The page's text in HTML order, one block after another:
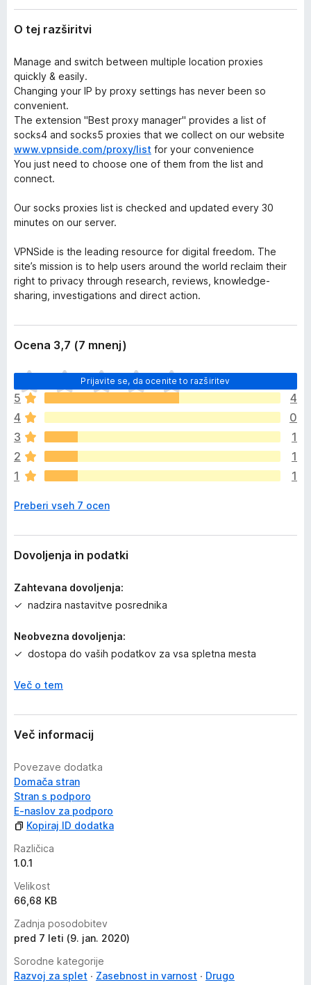
k
r
f
x
i
i
t
v
i
O tej razširitvi
Manage and switch between multiple location proxies
quickly & easily.
Changing your IP by proxy settings has never been so
convenient.
The extension "Best proxy manager" provides a list of
socks4 and socks5 proxies that we collect on our website
www.vpnside.com/proxy/list for your convenience
You just need to choose one of them from the list and
connect.
Our socks proxies list is checked and updated every 30
minutes on our server.
VPNSide is the leading resource for digital freedom. The
site’s mission is to help users around the world reclaim their
right to privacy through research, reviews, knowledge-
sharing, investigations and direct action.
Ocena 3,7 (7 mnenj)
Prijavite se, da ocenite to razširitev
Š
e
n
i
o
c
e
n
e
o
5
4
4
0
3
1
2
1
1
1
Preberi vseh 7 ocen
Dovoljenja in podatki
Zahtevana dovoljenja:
nadzira nastavitve posrednika
Neobvezna dovoljenja:
dostopa do vaših podatkov za vsa spletna mesta
Več o tem
Več informacij
Povezave dodatka
Domača stran
Stran s podporo
E-naslov za podporo
Kopiraj ID dodatka
Različica
1.0.1
Velikost
66,68 KB
Zadnja posodobitev
pred 7 leti (9. jan. 2020)
Sorodne kategorije
Razvoj za splet
Zasebnost in varnost
Drugo